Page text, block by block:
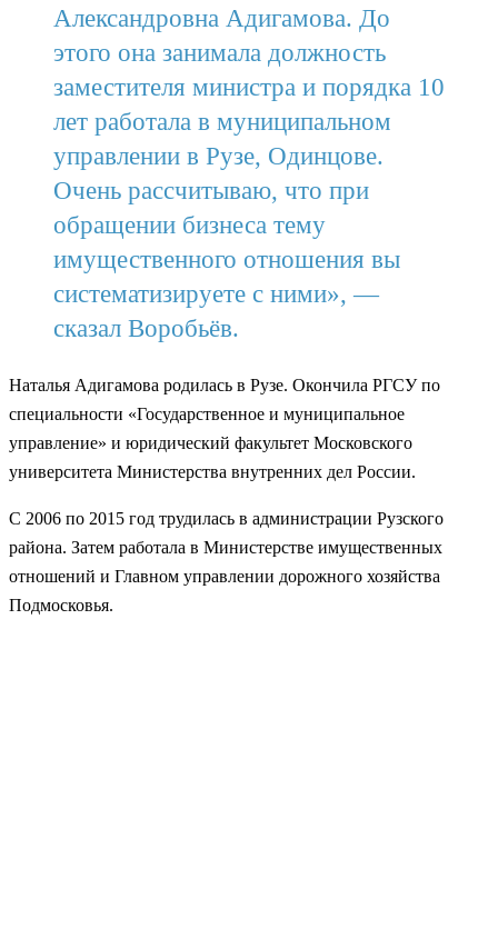
Александровна Адигамова. До
этого она занимала должность
заместителя министра и порядка 10
лет работала в муниципальном
управлении в Рузе, Одинцове.
Очень рассчитываю, что при
обращении бизнеса тему
имущественного отношения вы
систематизируете с ними», —
сказал Воробьёв.
Наталья Адигамова родилась в Рузе. Окончила РГСУ по
специальности «Государственное и муниципальное
управление» и юридический факультет Московского
университета Министерства внутренних дел России.
С 2006 по 2015 год трудилась в администрации Рузского
района. Затем работала в Министерстве имущественных
отношений и Главном управлении дорожного хозяйства
Подмосковья.